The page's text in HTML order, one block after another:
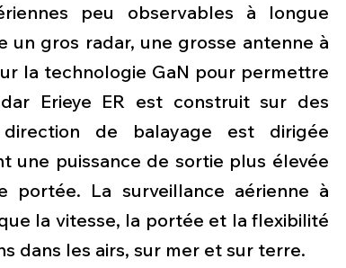
peu observables à longue
un gros radar, une grosse antenne à
la technologie GaN pour permettre
Erieye ER est construit sur des
de balayage est dirigée
puissance de sortie plus élevée
portée. La surveillance aérienne à
la vitesse, la portée et la flexibilité
dans les airs, sur mer et sur terre.